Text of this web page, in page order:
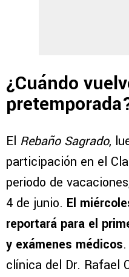
¿Cuándo
El Rebaño Sagrado,
participación en el
periodo de
4 de junio. El
reportará para el
y exámenes médicos
clínica del Dr. Rafael